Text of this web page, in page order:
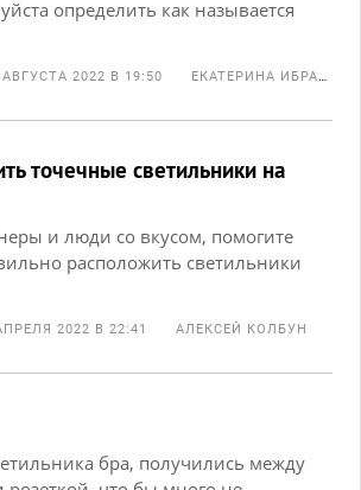
определить как называется
АВГУСТА 2022 В 19:50 ЕКАТЕРИНА ИБРАГИМОВА
точечные светильники на
и люди со вкусом, помогите
расположить светильники
2022 В 22:41 АЛЕКСЕЙ КОЛБУН
бра, получились между